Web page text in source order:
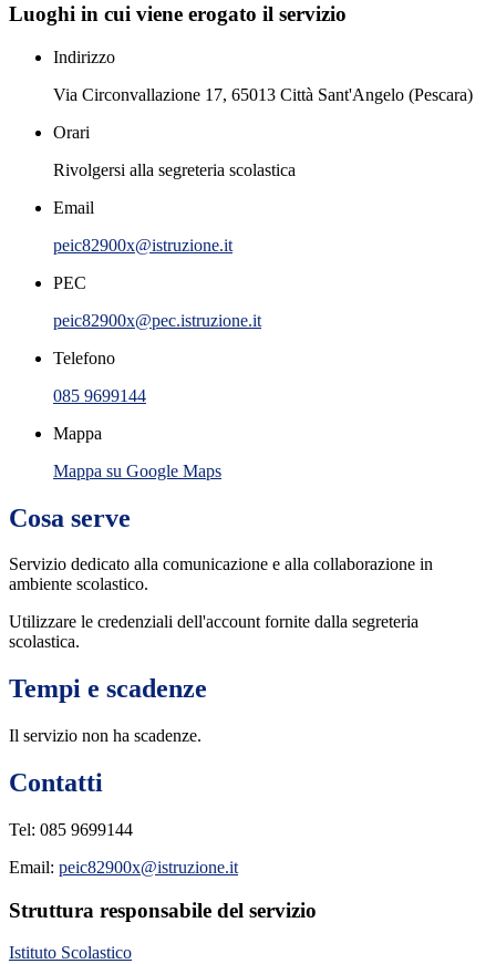
Luoghi in cui viene erogato il servizio
Indirizzo
Via Circonvallazione 17, 65013 Città Sant'Angelo (Pescara)
Orari
Rivolgersi alla segreteria scolastica
Email
peic82900x@istruzione.it
PEC
peic82900x@pec.istruzione.it
Telefono
085 9699144
Mappa
Mappa su Google Maps
Cosa serve
Servizio dedicato alla comunicazione e alla collaborazione in
ambiente scolastico.
Utilizzare le credenziali dell'account fornite dalla segreteria
scolastica.
Tempi e scadenze
Il servizio non ha scadenze.
Contatti
Tel: 085 9699144
Email: peic82900x@istruzione.it
Struttura responsabile del servizio
Istituto Scolastico